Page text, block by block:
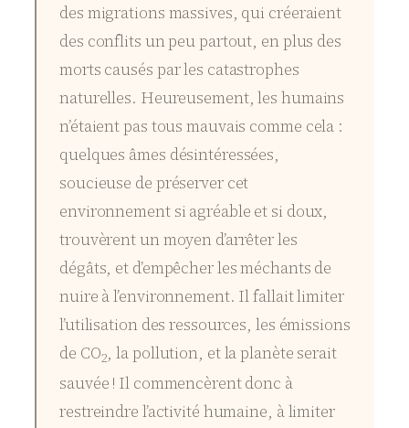
des migrations massives, qui créeraient
des conflits un peu partout, en plus des
morts causés par les catastrophes
naturelles. Heureusement, les humains
n’étaient pas tous mauvais comme cela :
quelques âmes désintéressées,
soucieuse de préserver cet
environnement si agréable et si doux,
trouvèrent un moyen d’arrêter les
dégâts, et d’empêcher les méchants de
nuire à l’environnement. Il fallait limiter
l’utilisation des ressources, les émissions
de CO2, la pollution, et la planète serait
sauvée ! Il commencèrent donc à
restreindre l’activité humaine, à limiter